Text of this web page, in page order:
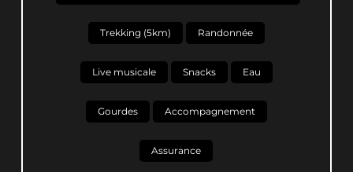
Trekking (5km) Randonnée
Live musicale Snacks Eau
Gourdes Accompagnement
Assurance